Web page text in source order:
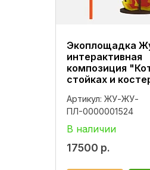
Экоплощадка
интерактивная
композиция
стойках и
Артикул: ЖУ-ЖУ-
ПЛ-0000001524
В наличии
17500 р.